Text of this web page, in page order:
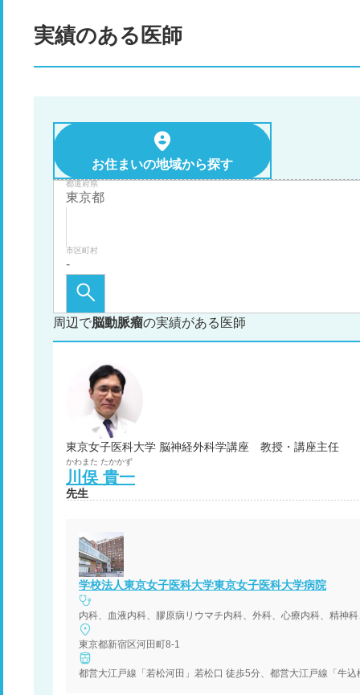
実績のある医師
お住まいの地域から探す
都道府県
市区町村
周辺で脳動脈瘤の実績がある医師
東京女子医科大学 脳神経外科学講座 教授・講座主任
かわまた たかかず
川俣 貴一
先生
学校法人東京女子医科大学東京女子医科大学病院
東京都新宿区河田町8-1